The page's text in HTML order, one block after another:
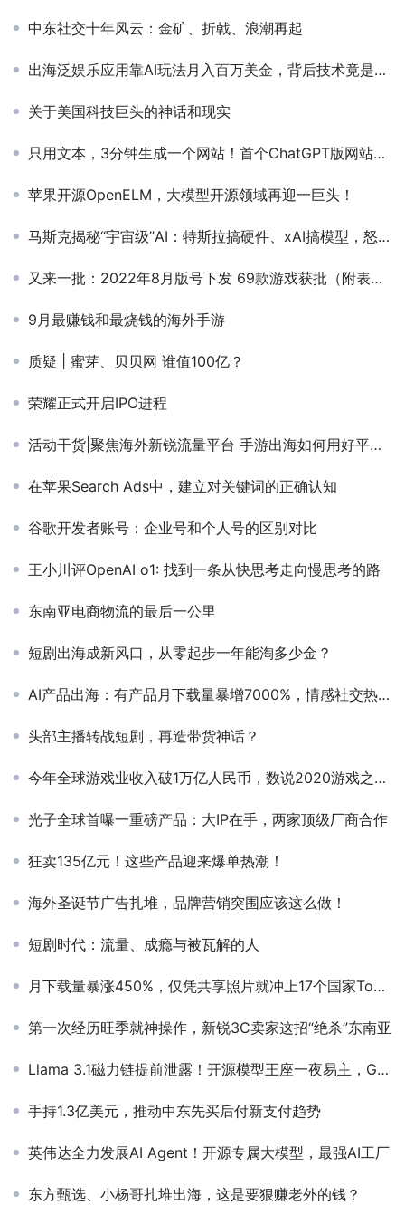
中东社交十年风云：金矿、折戟、浪潮再起
出海泛娱乐应用靠AI玩法月入百万美金，背后技术竟是来自同一家中国大模型企业
关于美国科技巨头的神话和现实
只用文本，3分钟生成一个网站！首个ChatGPT版网站开发平台
苹果开源OpenELM，大模型开源领域再迎一巨头！
马斯克揭秘“宇宙级”AI：特斯拉搞硬件、xAI搞模型，怒批OpenAI“贪婪”
又来一批：2022年8月版号下发 69款游戏获批（附表单）
9月最赚钱和最烧钱的海外手游
质疑 | 蜜芽、贝贝网 谁值100亿？
荣耀正式开启IPO进程
活动干货|聚焦海外新锐流量平台 手游出海如何用好平台红利
在苹果Search Ads中，建立对关键词的正确认知
谷歌开发者账号：企业号和个人号的区别对比
王小川评OpenAI o1: 找到一条从快思考走向慢思考的路
东南亚电商物流的最后一公里
短剧出海成新风口，从零起步一年能淘多少金？
AI产品出海：有产品月下载量暴增7000%，情感社交热度持续，冷门功能赛道成新亮点
头部主播转战短剧，再造带货神话？
今年全球游戏业收入破1万亿人民币，数说2020游戏之最！
光子全球首曝一重磅产品：大IP在手，两家顶级厂商合作
狂卖135亿元！这些产品迎来爆单热潮！
海外圣诞节广告扎堆，品牌营销突围应该这么做！
短剧时代：流量、成瘾与被瓦解的人
月下载量暴涨450%，仅凭共享照片就冲上17个国家Top1的密友社交产品，魅力何在？
第一次经历旺季就神操作，新锐3C卖家这招“绝杀”东南亚
Llama 3.1磁力链提前泄露！开源模型王座一夜易主，GPT-4o被超越
手持1.3亿美元，推动中东先买后付新支付趋势
英伟达全力发展AI Agent！开源专属大模型，最强AI工厂
东方甄选、小杨哥扎堆出海，这是要狠赚老外的钱？